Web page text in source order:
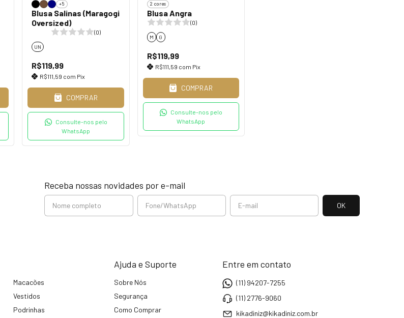
+5
Blusa Salinas (Maragogi
Oversized)
(0)
UN
R$119,99
R$111,59 com Pix
COMPRAR
Consulte-nos pelo
WhatsApp
2 cores
Blusa Angra
(0)
M G
R$119,99
R$111,59 com Pix
COMPRAR
Consulte-nos pelo
WhatsApp
Receba nossas novidades por e-mail
Macacões
Vestidos
Podrinhas
Ajuda e Suporte
Sobre Nós
Segurança
Como Comprar
Entre em contato
(11) 94207-7255
(11) 2776-9060
kikadiniz@kikadiniz.com.br